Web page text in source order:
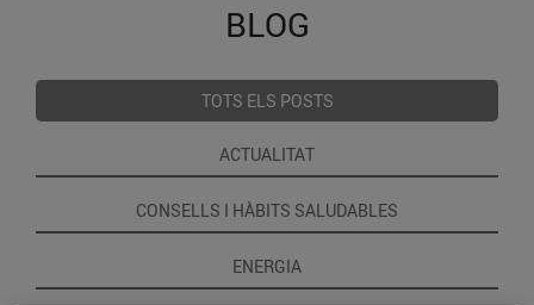
BLOG
TOTS ELS POSTS
ACTUALITAT
CONSELLS I HÀBITS SALUDABLES
ENERGIA